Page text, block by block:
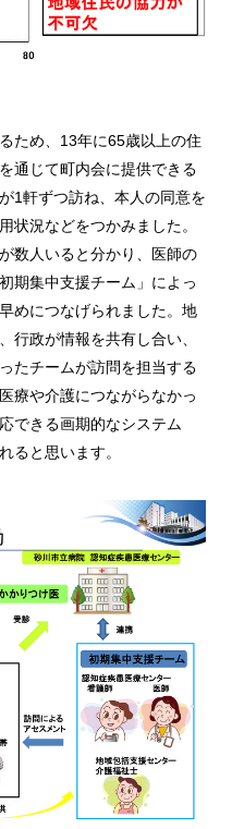
ため、13年に65歳以上の住
通じて町内会に提供できる
1軒ずつ訪ね、本人の同意を
状況などをつかみました。
数人いると分かり、医師の
期集中支援チーム」によっ
めにつなげられました。地
行政が情報を共有し合い、
たチームが訪問を担当する
療や介護につながらなかっ
できる画期的なシステム
ると思います。